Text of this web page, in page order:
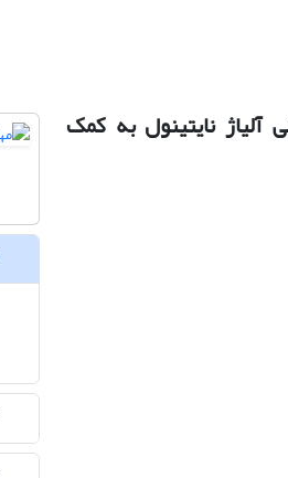
آلیاژ نایتینول به کمک